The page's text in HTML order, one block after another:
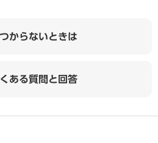
からないときは
ある質問と回答